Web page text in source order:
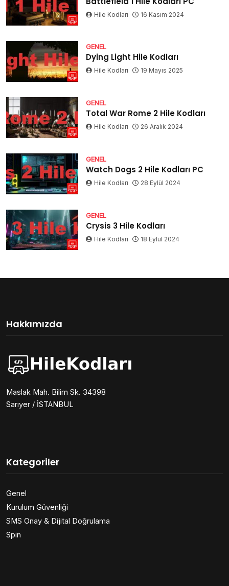
Hile Kodları 16 Kasım 2024
GENEL
Dying Light Hile Kodları
Hile Kodları 19 Mayıs 2025
GENEL
Total War Rome 2 Hile Kodları
Hile Kodları 26 Aralık 2024
GENEL
Watch Dogs 2 Hile Kodları PC
Hile Kodları 28 Eylül 2024
GENEL
Crysis 3 Hile Kodları
Hile Kodları 18 Eylül 2024
Hakkımızda
Maslak Mah. Bilim Sk. 34398
Sarıyer / İSTANBUL
Kategoriler
Genel
Kurulum Güvenliği
SMS Onay & Dijital Doğrulama
Spin